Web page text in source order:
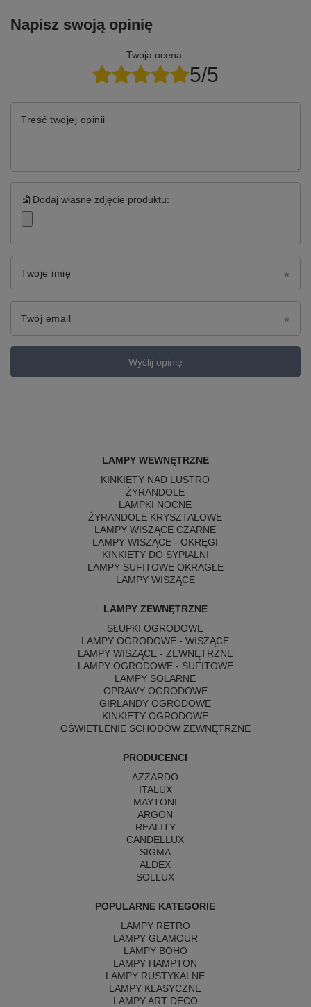
Napisz swoją opinię
Twoja ocena:
5/5
Treść twojej opinii
Dodaj własne zdjęcie produktu:
Twoje imię
Twój email
Wyślij opinię
LAMPY WEWNĘTRZNE
KINKIETY NAD LUSTRO
ŻYRANDOLE
LAMPKI NOCNE
ŻYRANDOLE KRYSZTAŁOWE
LAMPY WISZĄCE CZARNE
LAMPY WISZĄCE - OKRĘGI
KINKIETY DO SYPIALNI
LAMPY SUFITOWE OKRĄGŁE
LAMPY WISZĄCE
LAMPY ZEWNĘTRZNE
SŁUPKI OGRODOWE
LAMPY OGRODOWE - WISZĄCE
LAMPY WISZĄCE - ZEWNĘTRZNE
LAMPY OGRODOWE - SUFITOWE
LAMPY SOLARNE
OPRAWY OGRODOWE
GIRLANDY OGRODOWE
KINKIETY OGRODOWE
OŚWIETLENIE SCHODÓW ZEWNĘTRZNE
PRODUCENCI
AZZARDO
ITALUX
MAYTONI
ARGON
REALITY
CANDELLUX
SIGMA
ALDEX
SOLLUX
POPULARNE KATEGORIE
LAMPY RETRO
LAMPY GLAMOUR
LAMPY BOHO
LAMPY HAMPTON
LAMPY RUSTYKALNE
LAMPY KLASYCZNE
LAMPY ART DECO